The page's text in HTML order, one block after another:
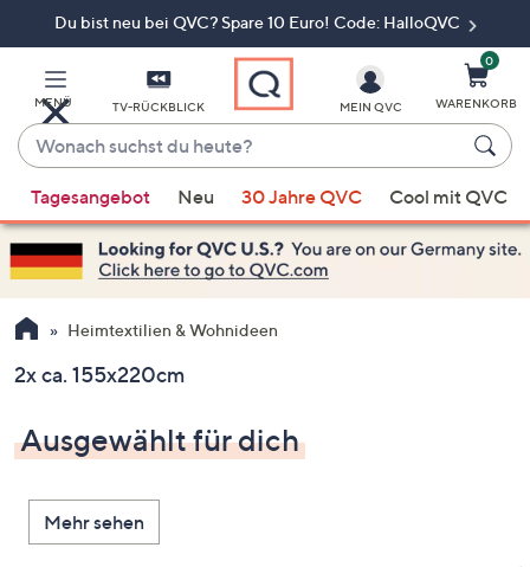
Du bist neu bei QVC? Spare 10 Euro! Code: HalloQVC
MENÜ TV-RÜCKBLICK
Wonach
suchst
du
heute?
Vorschläge
verfügbar
sind,
verwenden
Sie
Pfeiltasten
oben
und
nach
unten
oder
MEIN QVC
0
WARENKORB
Tagesangebot Neu 30 Jahre QVC Cool mit QVC
Heimtextilien & Wohnideen
2x ca. 155x220cm
Ausgewählt für dich
Mehr sehen